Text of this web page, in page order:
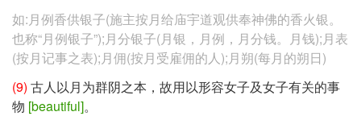
如:月例香供银子(施主按月给庙宇道观供奉神佛的香火银。
也称“月例银子”);月分银子(月银，月例，月分钱。月钱);月表
(按月记事之表);月佣(按月受雇佣的人);月朔(每月的朔日)
(9) 古人以月为群阴之本，故用以形容女子及女子有关的事
物 [beautiful]。